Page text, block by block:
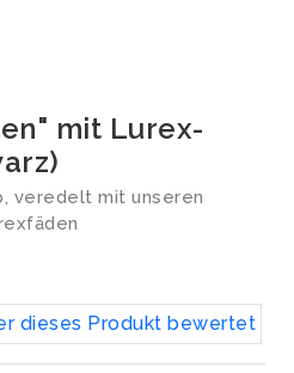
mit Lurex-
veredelt mit unseren
dieses Produkt bewertet